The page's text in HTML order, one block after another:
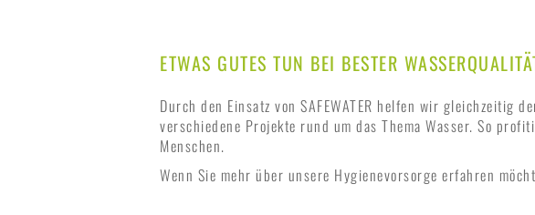
ETWAS GUTES TUN BEI BESTER
Durch den Einsatz von SAFEWATER helfen wir gleichzeitig
verschiedene Projekte rund um das Thema Wasser. So
Menschen.
Wenn Sie mehr über unsere Hygienevorsorge erfahren